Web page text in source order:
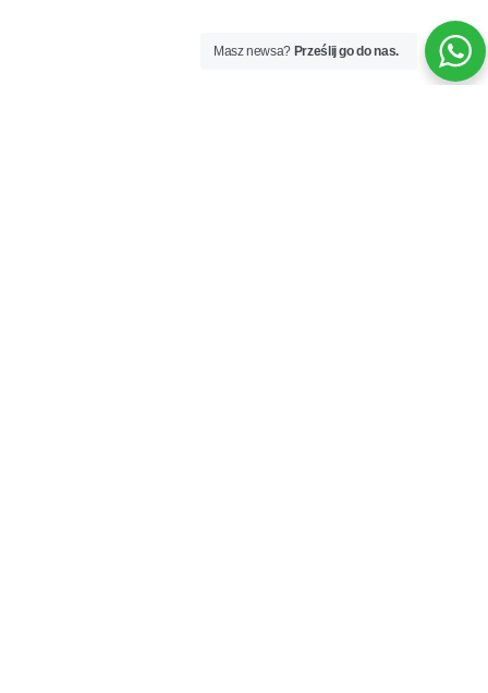
Masz newsa? Prześlij go do nas.